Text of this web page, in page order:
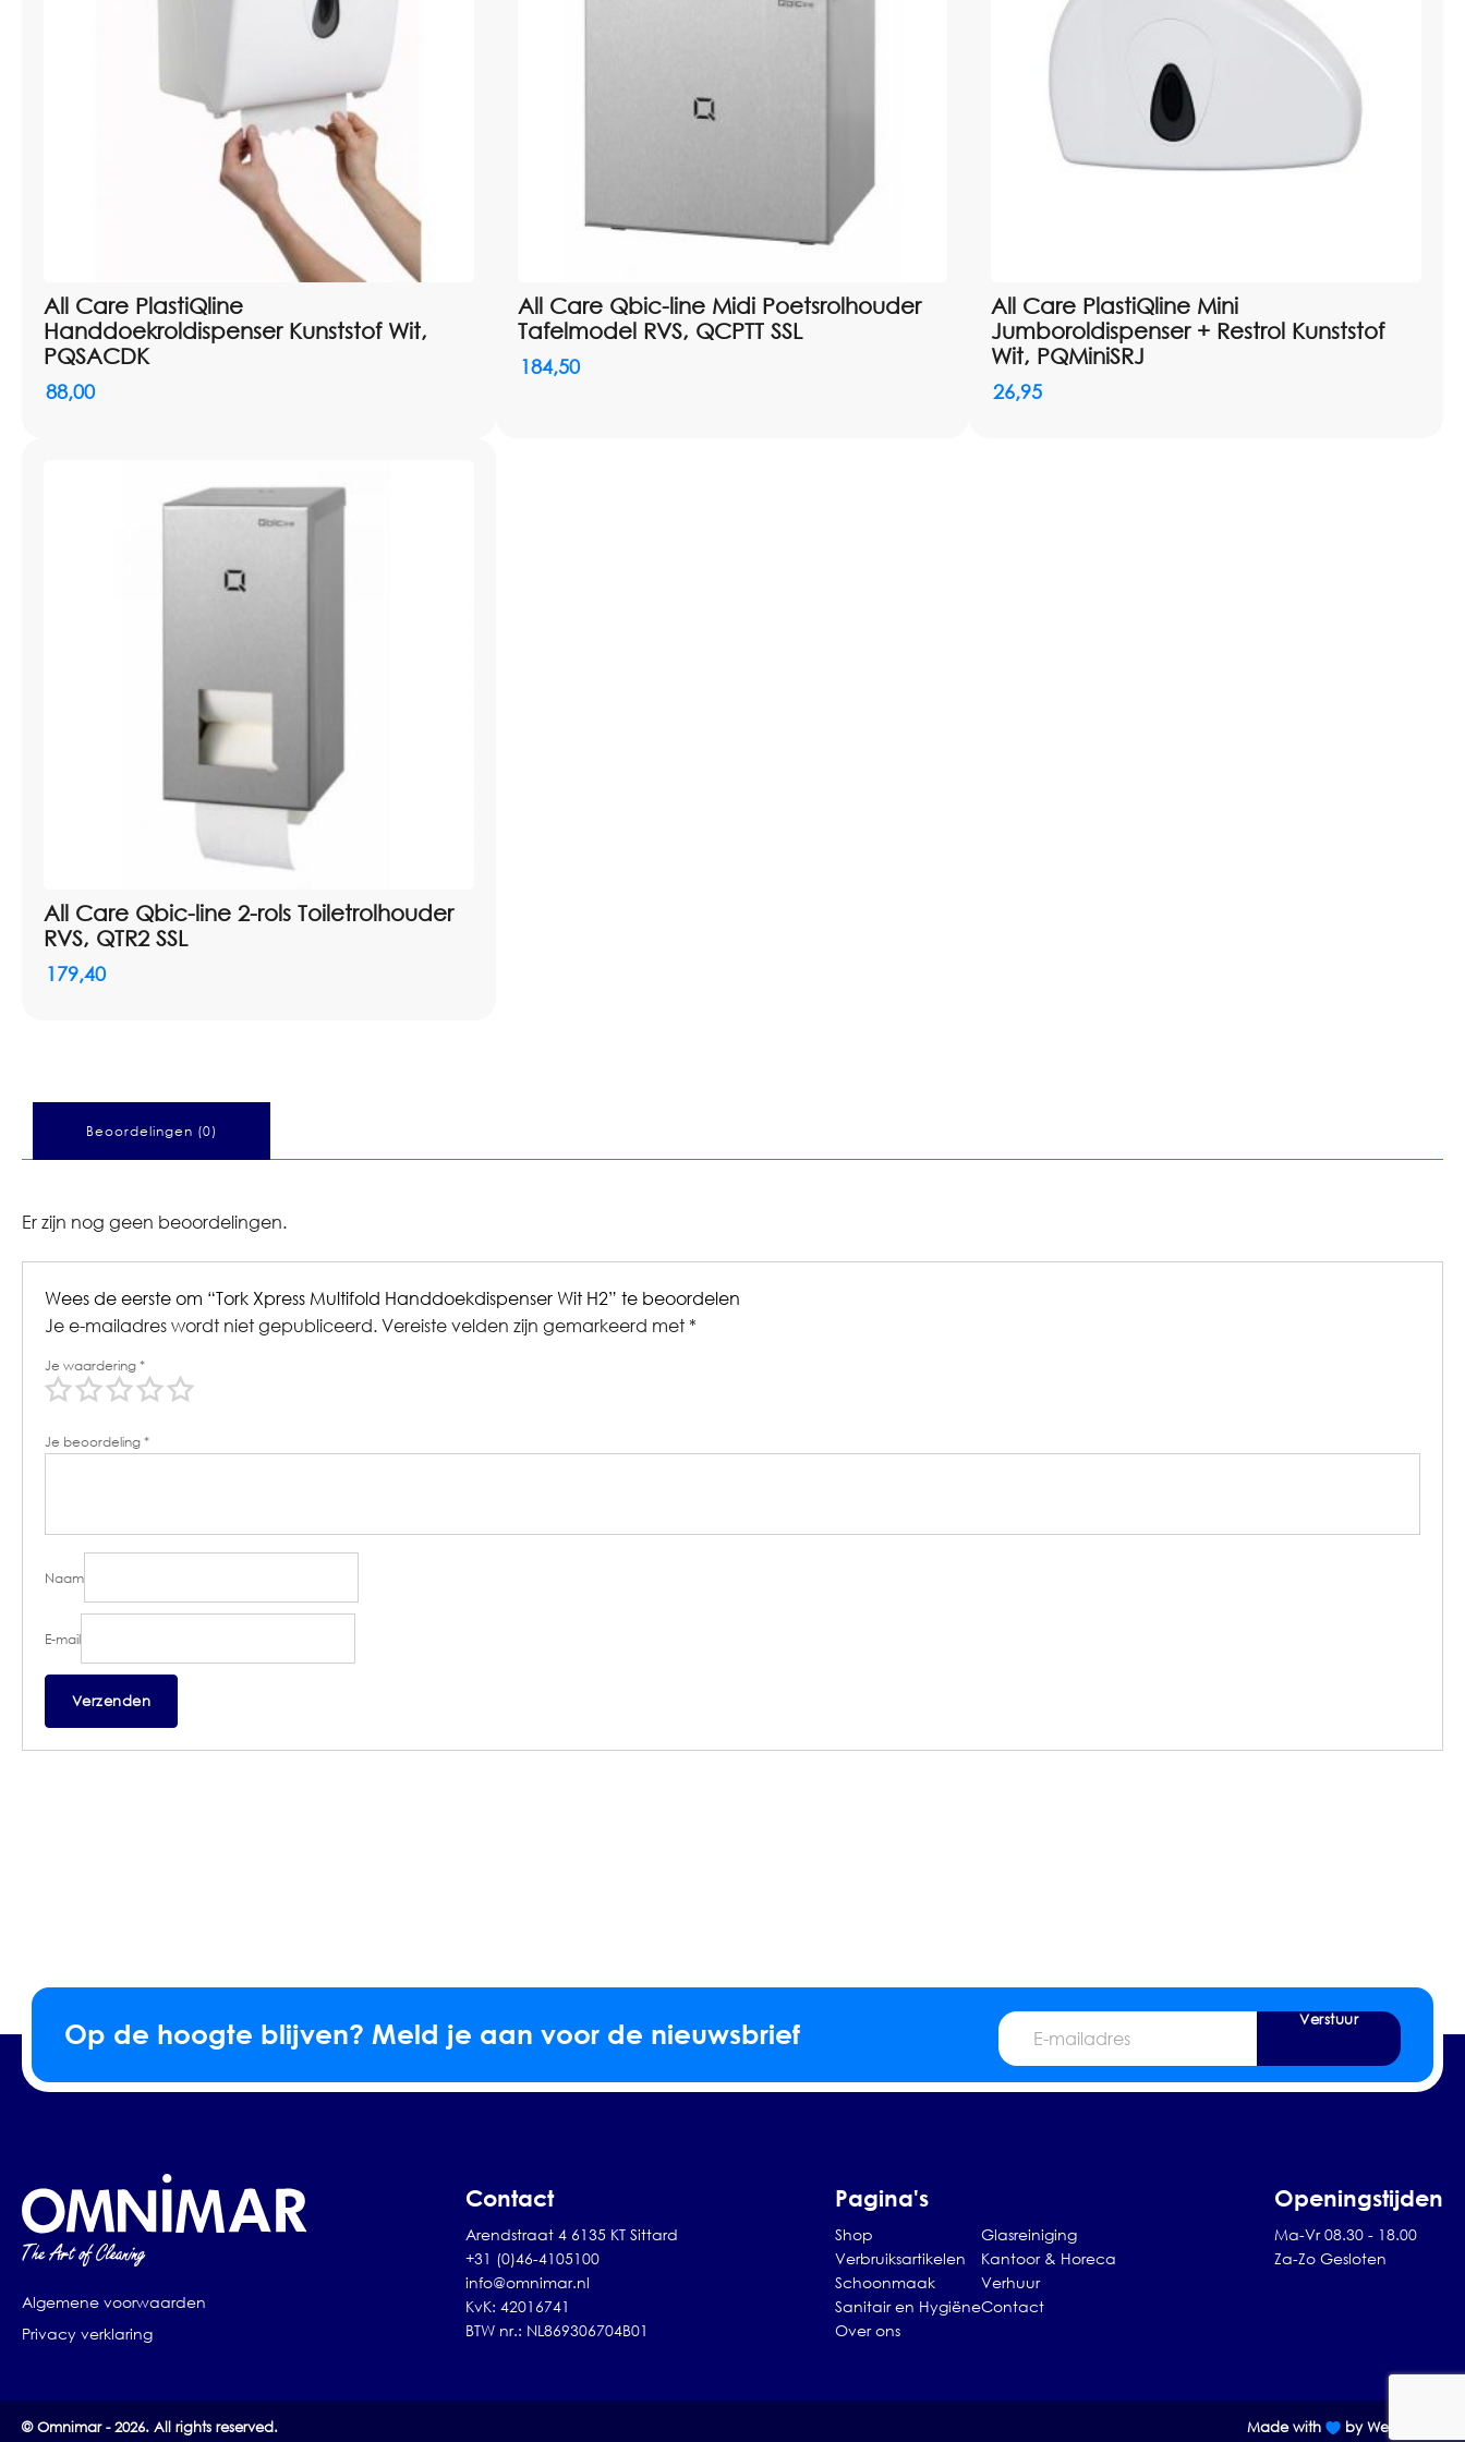
All Care PlastiQline
Handdoekroldispenser Kunststof Wit,
PQSACDK
88,00
All Care Qbic-line Midi Poetsrolhouder
Tafelmodel RVS, QCPTT SSL
184,50
All Care PlastiQline Mini
Jumboroldispenser + Restrol Kunststof
Wit, PQMiniSRJ
26,95
All Care Qbic-line 2-rols Toiletrolhouder
RVS, QTR2 SSL
179,40
Beoordelingen (0)
Er zijn nog geen beoordelingen.
Wees de eerste om “Tork Xpress Multifold Handdoekdispenser Wit H2” te beoordelen
Je e-mailadres wordt niet gepubliceerd.Vereiste velden zijn gemarkeerd met *
Je waardering*
Je beoordeling*
Naam
E-mail
Op de hoogte blijven? Meld je aan voor de nieuwsbrief
E-
mailadres
Verstuur
Algemene voorwaarden
Privacy verklaring
Contact
Arendstraat 4 6135 KT Sittard
+31 (0)46-4105100
info@omnimar.nl
KvK: 42016741
BTW nr.: NL869306704B01
Pagina's
Shop
Verbruiksartikelen
Schoonmaak
Sanitair en Hygiëne
Over ons
Glasreiniging
Kantoor & Horeca
Verhuur
Contact
Openingstijden
Ma-Vr 08.30 - 18.00
Za-Zo Gesloten
© Omnimar - 2026. All rights reserved. Made with by Web Wings